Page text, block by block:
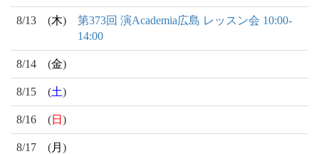
8/13 (木)
第373回 演Academia広島 レッスン会 10:00-
14:00
8/14 (金)
8/15 (土)
8/16 (日 )
8/17 (月 )